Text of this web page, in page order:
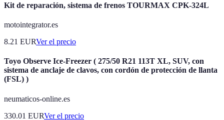
Kit de reparación, sistema de frenos TOURMAX CPK-324L
motointegrator.es
8.21 EURVer el precio
Toyo Observe Ice-Freezer ( 275/50 R21 113T XL, SUV, con
sistema de anclaje de clavos, con cordón de protección de llanta
(FSL) )
neumaticos-online.es
330.01 EURVer el precio